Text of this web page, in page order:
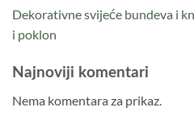
Dekorativne svijeće bundeva i
i poklon
Najnoviji komentari
Nema komentara za prikaz.